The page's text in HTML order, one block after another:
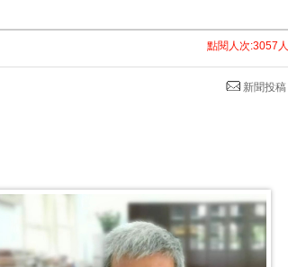
點閱人次:3057人
新聞投稿